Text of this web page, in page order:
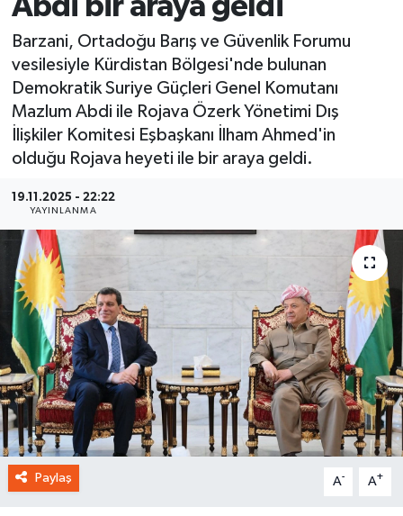
Abdi bir araya geldi
Barzani, Ortadoğu Barış ve Güvenlik Forumu
vesilesiyle Kürdistan Bölgesi'nde bulunan
Demokratik Suriye Güçleri Genel Komutanı
Mazlum Abdi ile Rojava Özerk Yönetimi Dış
İlişkiler Komitesi Eşbaşkanı İlham Ahmed'in
olduğu Rojava heyeti ile bir araya geldi.
19.11.2025 - 22:22
YAYINLANMA
Paylaş A- A+